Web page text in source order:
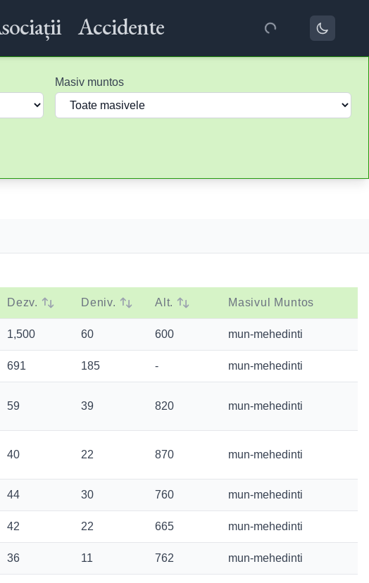
Accidente
Masiv muntos
Dezv. Deniv. Alt. Masivul Muntos
1,500 60 600 mun-mehedinti
691 185 - mun-mehedinti
59 39 820 mun-mehedinti
40 22 870 mun-mehedinti
44 30 760 mun-mehedinti
42 22 665 mun-mehedinti
36 11 762 mun-mehedinti